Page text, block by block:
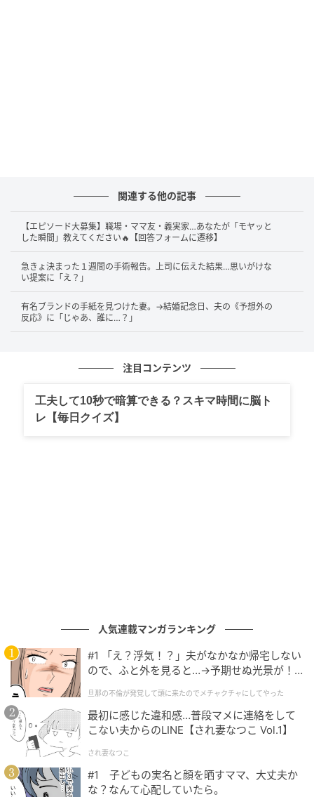
関連する他の記事
【エピソード大募集】職場・ママ友・義実家…あなたが「モヤッと
した瞬間」教えてください🔥【回答フォームに遷移】
急きょ決まった１週間の手術報告。上司に伝えた結果…思いがけな
い提案に「え？」
有名ブランドの手紙を見つけた妻。→結婚記念日、夫の《予想外の
反応》に「じゃあ、誰に…？」
注目コンテンツ
工夫して10秒で暗算できる？スキマ時間に脳ト
レ【毎日クイズ】
人気連載マンガランキング
#1 「え？浮気！？」夫がなかなか帰宅しない
ので、ふと外を見ると…→予期せぬ光景が！
クチャにしてやった
旦那の不倫が発覚して頭に来たのでメチャクチャにしてやった
最初に感じた違和感…普段マメに連絡をして
こない夫からのLINE【され妻なつこ Vol.1】
され妻なつこ
#1 子どもの実名と顔を晒すママ、大丈夫か
な？なんて心配していたら。